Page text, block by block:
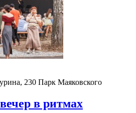
230 Парк Маяковского
в ритмах